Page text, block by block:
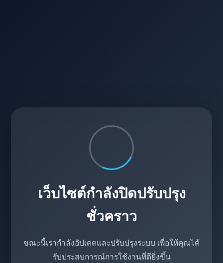
เว็บไซต์กำลังปิดปรับปรุง
ชั่วคราว
ขณะนี้เรากำลังอัปเดตและปรับปรุงระบบ เพื่อให้คุณได้
รับประสบการณ์การใช้งานที่ดียิ่งขึ้น